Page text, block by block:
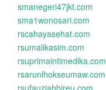
smanegeri47jkt.com
sma1wonosari.com
rscahayasehat.com
rsumalikasim.com
rsuprimaintimedika.com
rsarunlhokseumaw.com
rsufauziahbireu.com